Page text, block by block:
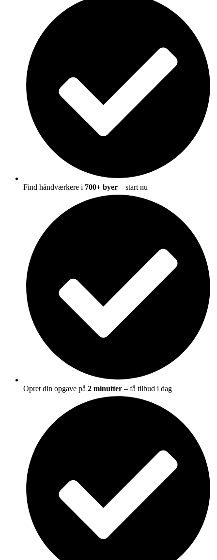
Find håndværkere i 700+ byer – start nu
Opret din opgave på 2 minutter – få tilbud i dag